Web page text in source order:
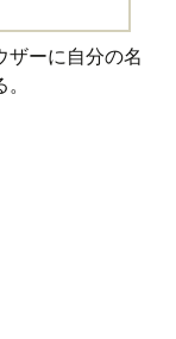
ザーに自分の名